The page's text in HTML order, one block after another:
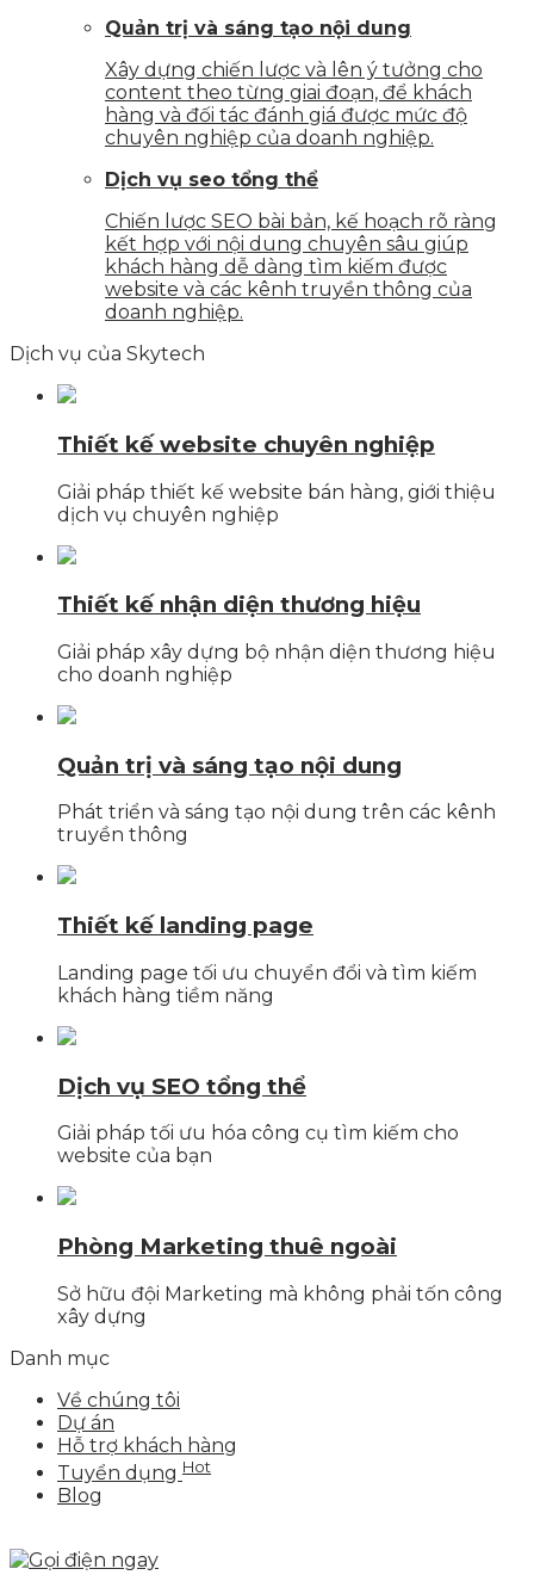
Quản trị và sáng tạo nội dung
Xây dựng chiến lược và lên ý tưởng cho
content theo từng giai đoạn, để khách
hàng và đối tác đánh giá được mức độ
chuyên nghiệp của doanh nghiệp.
Dịch vụ seo tổng thể
Chiến lược SEO bài bản, kế hoạch rõ ràng
kết hợp với nội dung chuyên sâu giúp
khách hàng dễ dàng tìm kiếm được
website và các kênh truyền thông của
doanh nghiệp.
Dịch vụ của Skytech
Thiết kế website chuyên nghiệp
Giải pháp thiết kế website bán hàng, giới thiệu
dịch vụ chuyên nghiệp
Thiết kế nhận diện thương hiệu
Giải pháp xây dựng bộ nhận diện thương hiệu
cho doanh nghiệp
Quản trị và sáng tạo nội dung
Phát triển và sáng tạo nội dung trên các kênh
truyền thông
Thiết kế landing page
Landing page tối ưu chuyển đổi và tìm kiếm
khách hàng tiềm năng
Dịch vụ SEO tổng thể
Giải pháp tối ưu hóa công cụ tìm kiếm cho
website của bạn
Phòng Marketing thuê ngoài
Sở hữu đội Marketing mà không phải tốn công
xây dựng
Danh mục
Về chúng tôi
Dự án
Hỗ trợ khách hàng
Tuyển dụng Hot
Blog